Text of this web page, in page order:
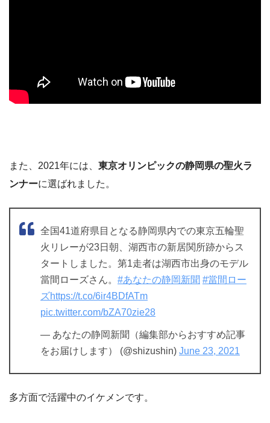
また、2021年には、 東京オリンピックの静岡県の聖火ラ
ンナーに選ばれました。
全国41道府県目となる静岡県内での東京五輪聖
火リレーが23日朝、湖西市の新居関所跡からス
タートしました。第1走者は湖西市出身のモデル
當間ローズさん。 #あなたの静岡新聞 #當間ロー
ズhttps://t.co/6ir4BDfATm
pic.twitter.com/bZA70zie28
— あなたの静岡新聞（編集部からおすすめ記事
をお届けします） (@shizushin) June 23, 2021
多方面で活躍中のイケメンです。